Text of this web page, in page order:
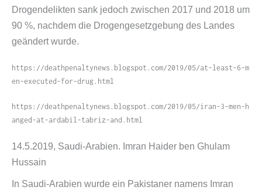
Drogendelikten sank jedoch zwischen 2017 und 2018 um
90 %, nachdem die Drogengesetzgebung des Landes
geändert wurde.
https://​deathpenaltynews​.blogspot​.com/​2​0​1​9​/​0​5​/​a​t​-​l​e​a​s​t​-​6​-​m​
e​n​-​e​x​e​c​u​t​e​d​-​f​o​r​-​d​r​u​g​.​h​tml
https://​deathpenaltynews​.blogspot​.com/​2​0​1​9​/​0​5​/​i​r​a​n​-​3​-​m​e​n​-​h​
a​n​g​e​d​-​a​t​-​a​r​d​a​b​i​l​-​t​a​b​r​i​z​-​a​n​d​.​h​tml
14.5.2019, Saudi-​Arabien. Imran Haider ben Ghulam
Hussain
In Saudi-​Arabien wurde ein Pakistaner namens Imran